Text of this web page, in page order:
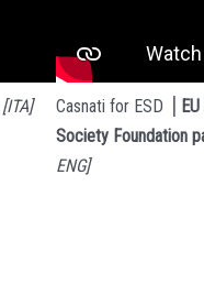
[ITA] Casnati for ESD ⎥
Society Foundation
ENG]